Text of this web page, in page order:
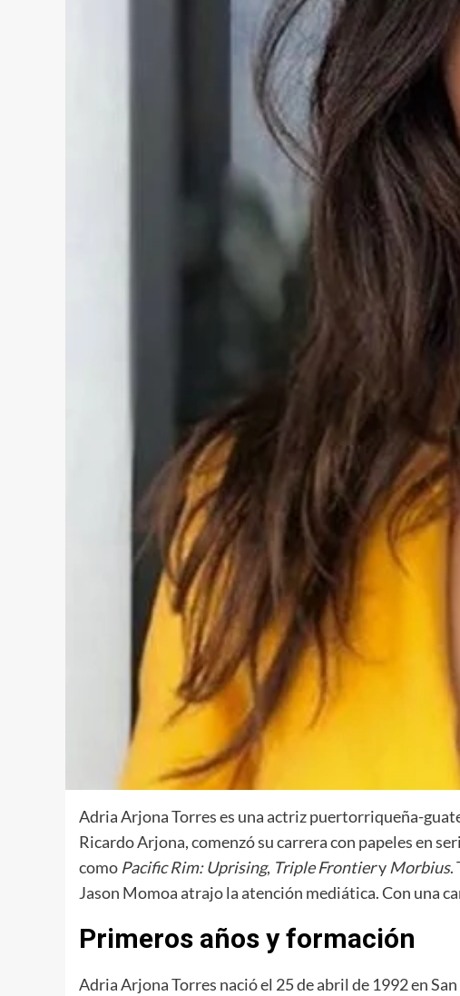
Adria Arjona Torres es una actriz puertorriqueña-
Ricardo Arjona, comenzó su carrera con papeles en
como Pacific Rim: Uprising, Triple Frontiery Morbius.
Jason Momoa atrajo la atención mediática. Con una
Primeros años y formación
Adria Arjona Torres nació el 25 de abril de 1992 en